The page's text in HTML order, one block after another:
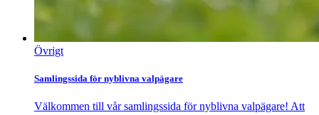
Övrigt
Samlingssida för nyblivna valpägare
Välkommen till vår samlingssida för nyblivna valpägare! Att